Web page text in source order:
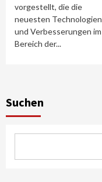
vorgestellt, die die
neuesten Technologien
und Verbesserungen im
Bereich der...
Suchen